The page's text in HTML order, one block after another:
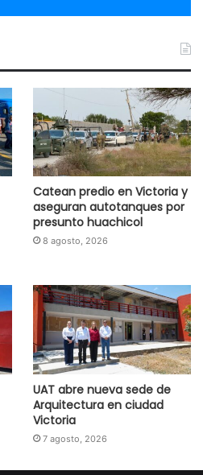
Catean predio en Victoria y
aseguran autotanques por
presunto huachicol
8 agosto, 2026
UAT abre nueva sede de
Arquitectura en ciudad
Victoria
7 agosto, 2026